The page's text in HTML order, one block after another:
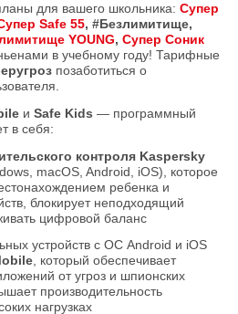
для вашего школьника: Супер
Safe 55, #Безлимитище,
YOUNG, Супер Соник
в учебному году! Тарифные
позаботиться о
и Safe Kids — программный
в себя:
контроля Kaspersky
macOS, Android, iOS), которое
ребенка и
блокирует неподходящий
цифровой баланс
устройств с ОС Android и iOS
, который обеспечивает
от угроз и шпионских
производительность
нагрузках